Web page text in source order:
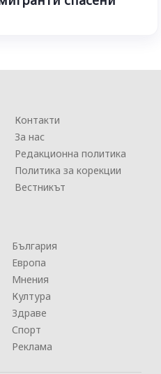
Контакти
За нас
Редакционна политика
Политика за корекции
Вестникът
България
Европа
Мнения
Култура
Здраве
Спорт
Реклама